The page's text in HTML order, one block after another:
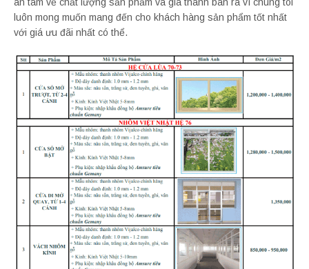
luôn mong muốn mang đến cho khách hàng sản phẩm tốt nhất
với giá ưu đãi nhất có thể.